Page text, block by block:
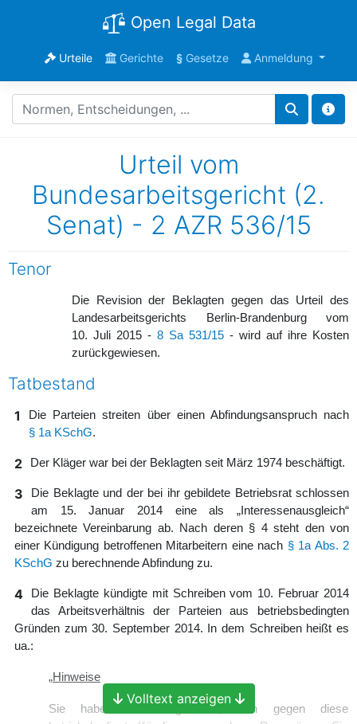
Open Legal Data
Urteile Gerichte §Gesetze Anmeldung
Urteil vom
Bundesarbeitsgericht (2.
Senat) - 2 AZR 536/15
Tenor
Die Revision der Beklagten gegen das Urteil des
Landesarbeitsgerichts Berlin-Brandenburg vom
10. Juli 2015 - 8 Sa 531/15 - wird auf ihre Kosten
zurückgewiesen.
Tatbestand
1
Die Parteien streiten über einen Abfindungsanspruch nach
§ 1a KSchG.
2 Der Kläger war bei der Beklagten seit März 1974 beschäftigt.
3
Die Beklagte und der bei ihr gebildete Betriebsrat schlossen
am 15. Januar 2014 eine als „Interessenausgleich“
bezeichnete Vereinbarung ab. Nach deren § 4 steht den von
einer Kündigung betroffenen Mitarbeitern eine nach § 1a Abs. 2
KSchG zu berechnende Abfindung zu.
4
Die Beklagte kündigte mit Schreiben vom 10. Februar 2014
das Arbeitsverhältnis der Parteien aus betriebsbedingten
Gründen zum 30. September 2014. In dem Schreiben heißt es
ua.:
„Hinweise
Sie haben die Möglichkeit, sich gegen diese
Volltext anzeigen